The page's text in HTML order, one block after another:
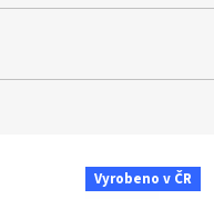
Vyrobeno v ČR